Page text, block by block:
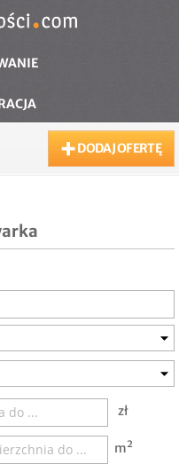
DODAJ OFERTĘ
zł
m²